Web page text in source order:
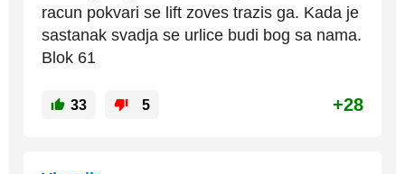
racun pokvari se lift zoves trazis ga. Kada je
sastanak svadja se urlice budi bog sa nama.
Blok 61
33 5 +28